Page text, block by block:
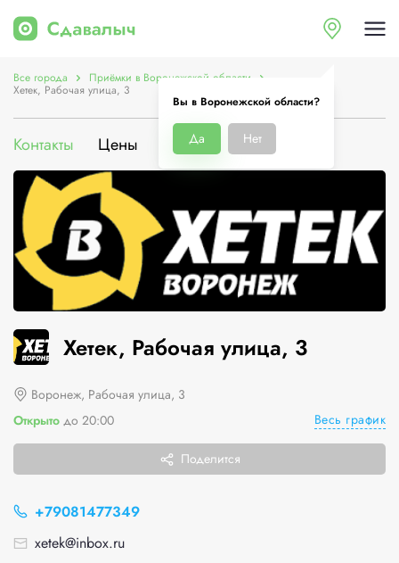
Вы в Воронежской области?
Да Нет
Все города Приёмки в Воронежской области
Хетек, Рабочая улица, 3
Контакты Цены Услуги О компании
Хетек, Рабочая улица, 3
Воронеж, Рабочая улица, 3
Открыто до 20:00 Весь график
Поделится
+79081477349
xetek@inbox.ru